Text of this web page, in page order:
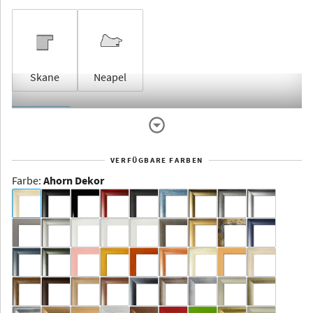
Skane Neapel
Dakota -
Rahmenloser
Aluminium
VERFÜGBARE FARBEN
Farbe: Ahorn Dekor